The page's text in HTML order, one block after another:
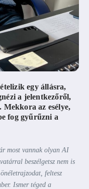
egy állásra,
a jelentkezőről,
Mekkora az esélye,
fog gyűrűzni a
most vannak olyan AI
beszélgetsz nem is
feltesz
Ismer téged a